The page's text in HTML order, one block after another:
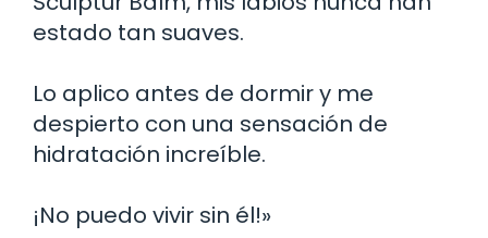
estado tan suaves.
Lo aplico antes de dormir y me
despierto con una sensación de
hidratación increíble.
¡No puedo vivir sin él!»